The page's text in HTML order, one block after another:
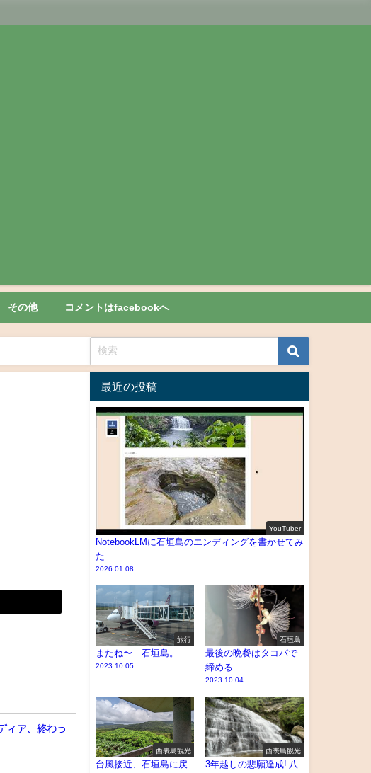
その他 コメントはfacebookへ
ィア、終わっ
最近の投稿
YouTuber
NotebookLMに石垣島のエンディングを書かせてみ
た
2026.01.08
旅行
またね〜 石垣島。
2023.10.05
石垣島
最後の晩餐はタコパで
締める
2023.10.04
西表島観光
台風接近、石垣島に戻
西表島観光
3年越しの悲願達成! 八